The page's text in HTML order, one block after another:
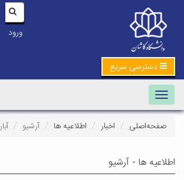
ورود
دسترسی سریع
Toggle navigation
صفحه‌اصلی اخبار اطلاعیه ها آرشیو آبان
اطلاعیه ها - آرشیو